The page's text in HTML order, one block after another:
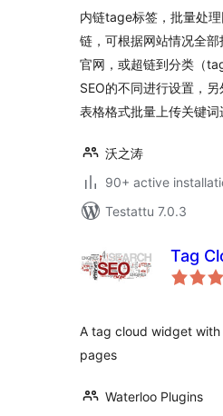
内链tage标签，批量处
链，可根据网站情况全
官网，或超链到分类（
SEO的不同进行设置，
表格格式批量上传关键词
沃之涛
90+ active
Testattu 7.0.3
Tag
A tag cloud widget
pages
Waterloo Plugins